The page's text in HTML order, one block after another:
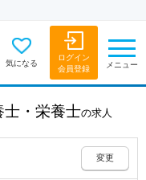
気になる
ログイン
会員登録
メニュー
士・栄養士の求人
変更